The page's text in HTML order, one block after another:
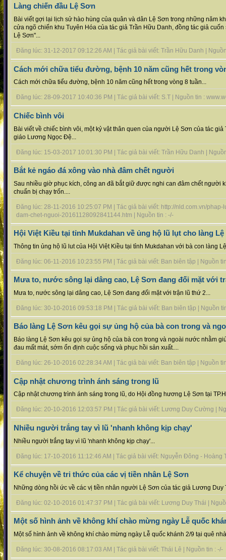
Làng chiến đầu Lệ Sơn
Bài viết gợi lại lịch sử hào hùng của quân và dân Lệ Sơn trong những năm
cửa ngõ chiến khu Tuyên Hóa của tác giả Trần Hữu Danh, đồng tác giả
Lệ Sơn"...
Đăng lúc: 31-12-2017 09:12:26 AM | Tác giả bài viết: Trần Hữu Danh |
Cách mới chữa tiểu đường, bệnh 10 năm cũng hết trong
Cách mới chữa tiểu đường, bệnh 10 năm cũng hết trong vòng 8 tuần...
Đăng lúc: 28-09-2017 10:40:36 PM | Tác giả bài viết: S.T | Nguồn tin :
Chiếc bình vôi
Bài viết về chiếc bình vôi, một kỷ vật thân quen của người Lệ Sơn của tác
giáo Lương Ngọc Đệ...
Đăng lúc: 15-03-2017 10:01:30 PM | Tác giả bài viết: Trần Hữu Danh |
Bắt kẻ ngáo đá xông vào nhà đâm chết người
Sau nhiều giờ phục kích, công an đã bắt giữ được nghi can đâm chết người
chuẩn bị chạy trốn....
Đăng lúc: 28-11-2016 10:25:07 PM | Tác giả bài viết: http://nld.com.vn/
dam-chet-nguoi-20161128092841144.htm | Nguồn tin : -/-
Hội Việt Kiều tại tỉnh Mukdahan về ủng hộ lũ lụt cho làng
Thông tin ủng hộ lũ lut của Hội Việt Kiều tại tỉnh Mukdahan với bà con làng
Đăng lúc: 06-11-2016 10:23:55 PM | Tác giả bài viết: Ban biên tập | Nguồn
Mưa to, nước sông lại dâng cao, Lệ Sơn đang đối mặt với
Mưa to, nước sông lại dâng cao, Lệ Sơn đang đối mặt với trận lũ thứ 2...
Đăng lúc: 30-10-2016 09:53:18 PM | Tác giả bài viết: Ban biên tập | Nguồn
Báo làng Lệ Sơn kêu gọi sự ủng hộ của bà con trong và
Báo làng Lệ Sơn kêu gọi sự ủng hộ của bà con trong và ngoài nước nhằm
đau mất mát, sớm ổn định cuộc sống và phục hồi sản xuất....
Đăng lúc: 26-10-2016 02:28:34 AM | Tác giả bài viết: Ban biên tập | Nguồn
Cập nhật chương trình ánh sáng trong lũ
Cập nhật chương trình ánh sáng trong lũ, do Hội đồng hương Lệ Sơn tại
Đăng lúc: 20-10-2016 12:03:57 PM | Tác giả bài viết: Lương Duy Cường |
Nhiều người trắng tay vì lũ 'nhanh không kịp chạy'
Nhiều người trắng tay vì lũ 'nhanh không kịp chạy'...
Đăng lúc: 17-10-2016 11:12:46 AM | Tác giả bài viết: Nguyễn Đông - Hoàng
Kể chuyện về tri thức của các vị tiền nhân Lệ Sơn
Những dòng hồi ức về các vị tiền nhân người Lệ Sơn của tác giả Lương Duy
Đăng lúc: 02-10-2016 01:47:37 PM | Tác giả bài viết: Lương Duy Thái |
Một số hình ảnh về không khí chào mừng ngày Lễ quốc
Một số hình ảnh về không khí chào mừng ngày Lễ quốc khánh 2/9 tại quê
Đăng lúc: 30-08-2016 08:17:03 AM | Tác giả bài viết: Thái Lê | Nguồn tin : -/-